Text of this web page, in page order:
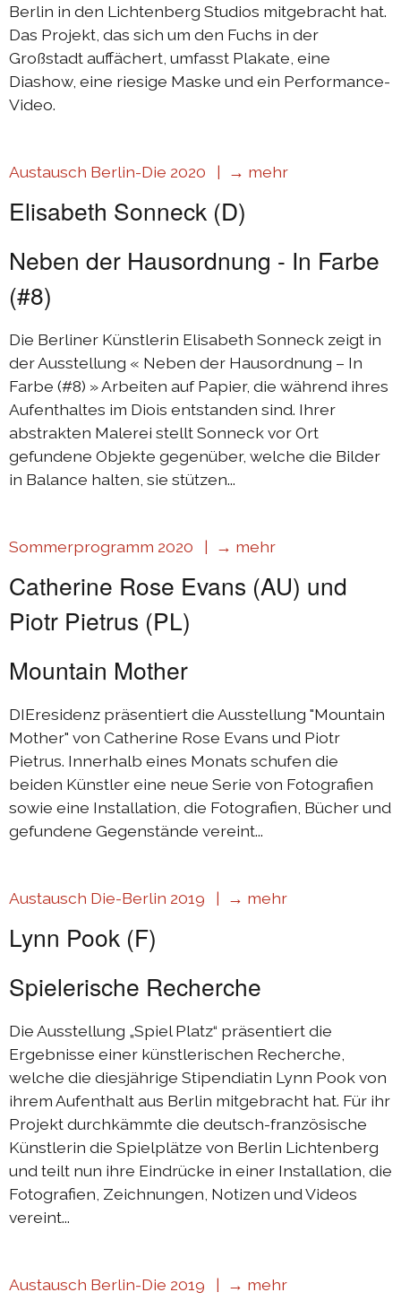
Berlin in den Lichtenberg Studios mitgebracht hat.
Das Projekt, das sich um den Fuchs in der
Großstadt auffächert, umfasst Plakate, eine
Diashow, eine riesige Maske und ein Performance-
Video.
Austausch Berlin-Die 2020 | → mehr
Elisabeth Sonneck (D)
Neben der Hausordnung - In Farbe
(#8)
Die Berliner Künstlerin Elisabeth Sonneck zeigt in
der Ausstellung « Neben der Hausordnung – In
Farbe (#8) » Arbeiten auf Papier, die während ihres
Aufenthaltes im Diois entstanden sind. Ihrer
abstrakten Malerei stellt Sonneck vor Ort
gefundene Objekte gegenüber, welche die Bilder
in Balance halten, sie stützen...
Sommerprogramm 2020 | → mehr
Catherine Rose Evans (AU) und
Piotr Pietrus (PL)
Mountain Mother
DIEresidenz präsentiert die Ausstellung "Mountain
Mother" von Catherine Rose Evans und Piotr
Pietrus. Innerhalb eines Monats schufen die
beiden Künstler eine neue Serie von Fotografien
sowie eine Installation, die Fotografien, Bücher und
gefundene Gegenstände vereint...
Austausch Die-Berlin 2019 | → mehr
Lynn Pook (F)
Spielerische Recherche
Die Ausstellung „Spiel Platz“ präsentiert die
Ergebnisse einer künstlerischen Recherche,
welche die diesjährige Stipendiatin Lynn Pook von
ihrem Aufenthalt aus Berlin mitgebracht hat. Für ihr
Projekt durchkämmte die deutsch-französische
Künstlerin die Spielplätze von Berlin Lichtenberg
und teilt nun ihre Eindrücke in einer Installation, die
Fotografien, Zeichnungen, Notizen und Videos
vereint...
Austausch Berlin-Die 2019 | → mehr